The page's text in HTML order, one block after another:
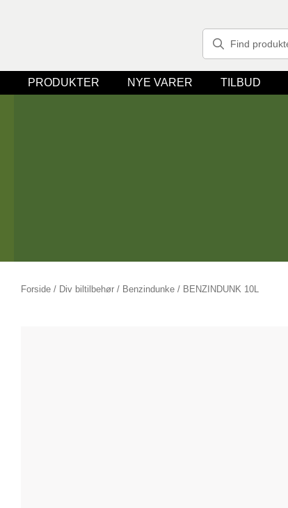
PRODUKTER NYE VARER TILBUD
Forside / Div biltilbehør / Benzindunke / BENZINDUNK 10L